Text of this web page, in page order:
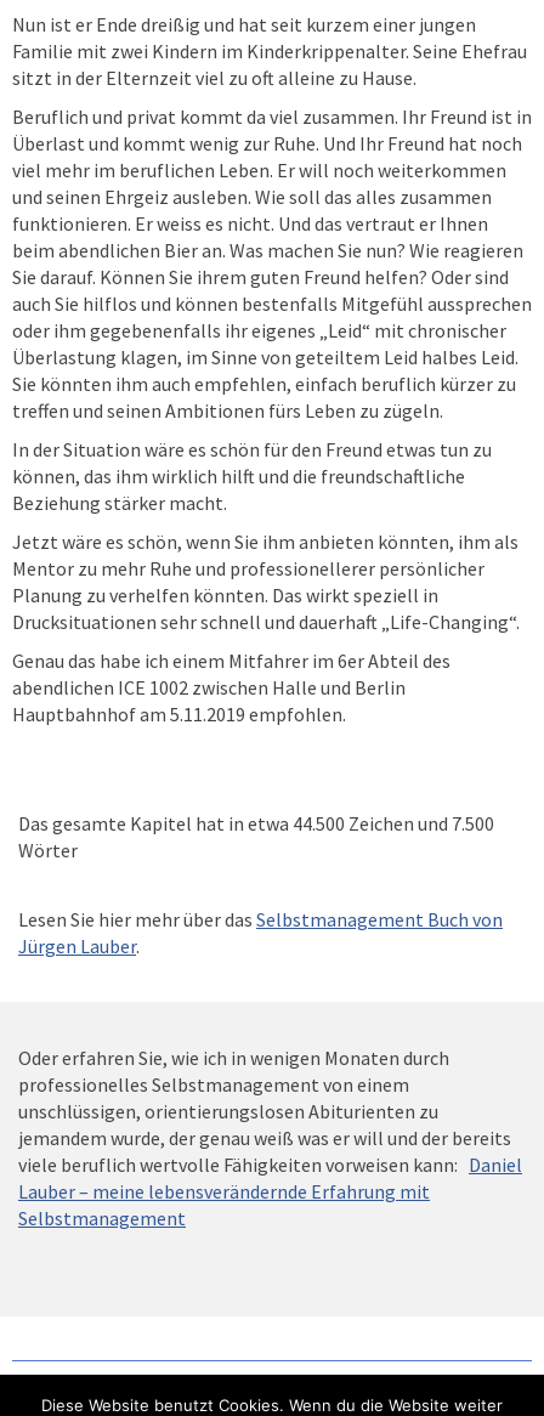
Nun ist er Ende dreißig und hat seit kurzem einer jungen
Familie mit zwei Kindern im Kinderkrippenalter. Seine Ehefrau
sitzt in der Elternzeit viel zu oft alleine zu Hause.
Beruflich und privat kommt da viel zusammen. Ihr Freund ist in
Überlast und kommt wenig zur Ruhe. Und Ihr Freund hat noch
viel mehr im beruflichen Leben. Er will noch weiterkommen
und seinen Ehrgeiz ausleben. Wie soll das alles zusammen
funktionieren. Er weiss es nicht. Und das vertraut er Ihnen
beim abendlichen Bier an. Was machen Sie nun? Wie reagieren
Sie darauf. Können Sie ihrem guten Freund helfen? Oder sind
auch Sie hilflos und können bestenfalls Mitgefühl aussprechen
oder ihm gegebenenfalls ihr eigenes „Leid“ mit chronischer
Überlastung klagen, im Sinne von geteiltem Leid halbes Leid.
Sie könnten ihm auch empfehlen, einfach beruflich kürzer zu
treffen und seinen Ambitionen fürs Leben zu zügeln.
In der Situation wäre es schön für den Freund etwas tun zu
können, das ihm wirklich hilft und die freundschaftliche
Beziehung stärker macht.
Jetzt wäre es schön, wenn Sie ihm anbieten könnten, ihm als
Mentor zu mehr Ruhe und professionellerer persönlicher
Planung zu verhelfen könnten. Das wirkt speziell in
Drucksituationen sehr schnell und dauerhaft „Life-Changing“.
Genau das habe ich einem Mitfahrer im 6er Abteil des
abendlichen ICE 1002 zwischen Halle und Berlin
Hauptbahnhof am 5.11.2019 empfohlen.
Das gesamte Kapitel hat in etwa 44.500 Zeichen und 7.500
Wörter
Lesen Sie hier mehr über das Selbstmanagement Buch von
Jürgen Lauber.
Oder erfahren Sie, wie ich in wenigen Monaten durch
professionelles Selbstmanagement von einem
unschlüssigen, orientierungslosen Abiturienten zu
jemandem wurde, der genau weiß was er will und der bereits
viele beruflich wertvolle Fähigkeiten vorweisen kann: Daniel
Lauber – meine lebensverändernde Erfahrung mit
Selbstmanagement
Diese Website benutzt Cookies. Wenn du die Website weiter